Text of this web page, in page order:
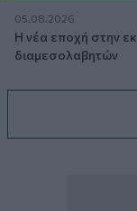
05.08.2026
Η νέα εποχή στην
διαμεσολαβητών